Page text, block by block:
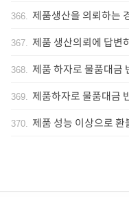
366. 제품생산을 의뢰하는
367. 제품 생산의뢰에 답변
368. 제품 하자로 물품대금
369. 제품하자로 물품대금
370. 제품 성능 이상으로 환